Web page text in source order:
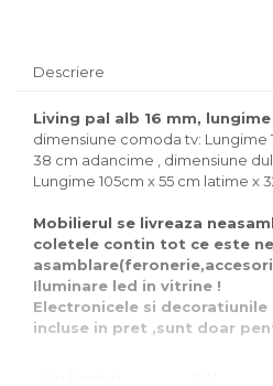
Descriere
Living pal alb 16 mm,
dimensiune comoda tv: Lungime
38 cm adancime , dimensiune
Lungime 105cm x 55 cm latime x
Mobilierul se livreaza
coletele contin tot ce este
Iluminare led in vitrine !
Electronicele si decoratiunile
incluse in pret ,sunt doar